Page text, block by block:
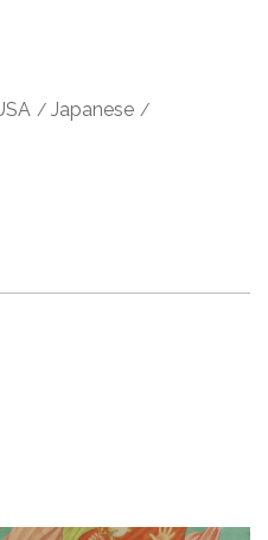
Japanese